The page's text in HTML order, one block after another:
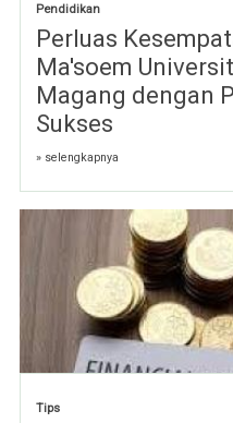
Pendidikan
Perluas
Ma'soem
Magang dengan
Sukses
» selengkapnya
Tips